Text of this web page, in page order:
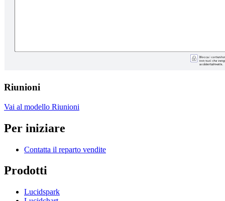
Riunioni
Vai al modello Riunioni
Per iniziare
Contatta il reparto vendite
Prodotti
Lucidspark